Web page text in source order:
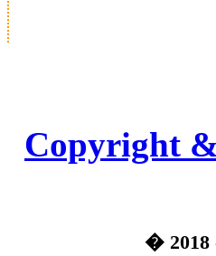
Copyright
� 2018